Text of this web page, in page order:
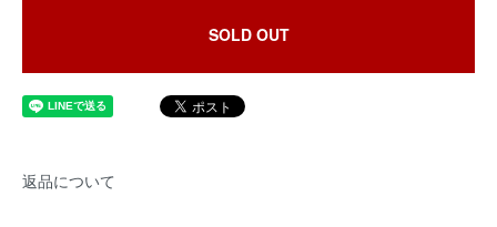
SOLD OUT
返品について